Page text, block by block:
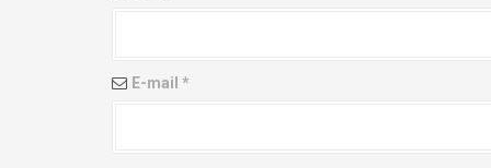
n E-mail *